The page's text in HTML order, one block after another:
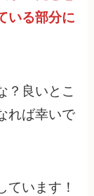
いる部分に
？良いとこ
れば幸いで
ています！